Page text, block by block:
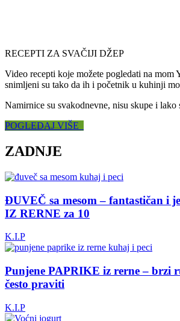
RECEPTI ZA SVAČIJI DŽEP
Video recepti koje možete pogledati na mom
snimljeni su tako da ih i početnik u kuhinji
Namirnice su svakodnevne, nisu skupe i lako
POGLEDAJ VIŠE
ZADNJE
ĐUVEČ sa mesom – fantastičan i
IZ RERNE za 10
K.I.P
Punjene PAPRIKE iz rerne – brzi
često praviti
K.I.P